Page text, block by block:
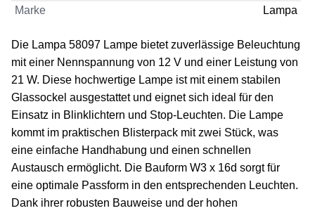
Marke
Lampa
Die Lampa 58097 Lampe bietet zuverlässige Beleuchtung
mit einer Nennspannung von 12 V und einer Leistung von
21 W. Diese hochwertige Lampe ist mit einem stabilen
Glassockel ausgestattet und eignet sich ideal für den
Einsatz in Blinklichtern und Stop-Leuchten. Die Lampe
kommt im praktischen Blisterpack mit zwei Stück, was
eine einfache Handhabung und einen schnellen
Austausch ermöglicht. Die Bauform W3 x 16d sorgt für
eine optimale Passform in den entsprechenden Leuchten.
Dank ihrer robusten Bauweise und der hohen